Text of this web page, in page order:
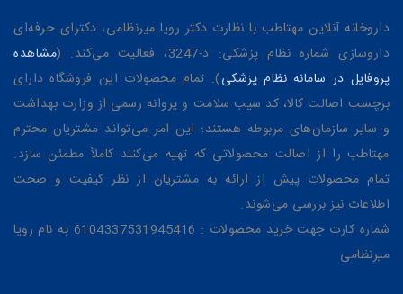
داروخانه آنلاین مهتاطب با نظارت دکتر رویا میرنظامی، دکترای حرفه‌ای
داروسازی شماره نظام پزشکی: د-3247، فعالیت می‌کند. (
مشاهده
پروفایل در سامانه نظام پزشکی). تمام محصولات این فروشگاه دارای
برچسب اصالت کالا، کد سیب سلامت و پروانه رسمی از وزارت بهداشت
و سایر سازمان‌های مربوطه هستند؛ این امر می‌تواند مشتریان محترم
مهتاطب را از اصالت محصولاتی که تهیه می‌کنند کاملاً مطمئن سازد.
تمام محصولات پیش از ارائه به مشتریان از نظر کیفیت و صحت
اطلاعات نیز بررسی می‌شوند.
شماره کارت جهت خرید محصولات : 6104337531945416 به نام رویا
میرنظامی